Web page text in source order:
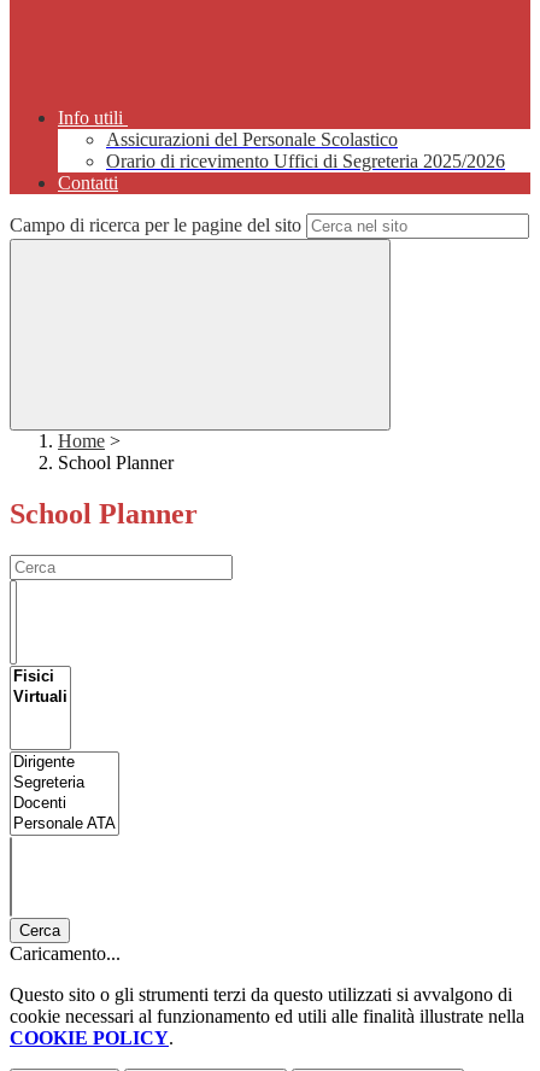
Info utili
Assicurazioni del Personale Scolastico
Orario di ricevimento Uffici di Segreteria 2025/2026
Contatti
Campo di ricerca per le pagine del sito
Home >
School Planner
School Planner
Cerca
Caricamento...
Questo sito o gli strumenti terzi da questo utilizzati si avvalgono di
cookie necessari al funzionamento ed utili alle finalità illustrate nella
COOKIE POLICY.